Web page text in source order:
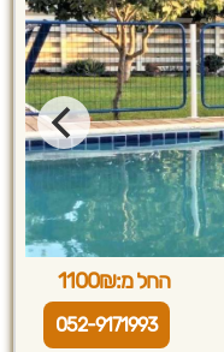
החל מ:1100₪
052-9171993